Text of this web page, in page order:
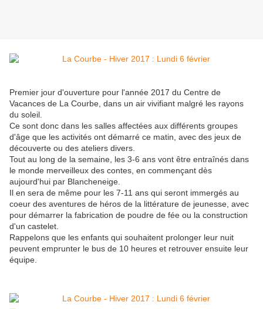
Premier jour d'ouverture pour l'année 2017 du Centre de
Vacances de La Courbe, dans un air vivifiant malgré les rayons
du soleil.
Ce sont donc dans les salles affectées aux différents groupes
d'âge que les activités ont démarré ce matin, avec des jeux de
découverte ou des ateliers divers.
Tout au long de la semaine, les 3-6 ans vont être entraînés dans
le monde merveilleux des contes, en commençant dès
aujourd'hui par Blancheneige.
Il en sera de même pour les 7-11 ans qui seront immergés au
coeur des aventures de héros de la littérature de jeunesse, avec
pour démarrer la fabrication de poudre de fée ou la construction
d'un castelet.
Rappelons que les enfants qui souhaitent prolonger leur nuit
peuvent emprunter le bus de 10 heures et retrouver ensuite leur
équipe.